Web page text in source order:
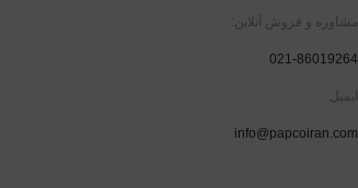
مشاوره و فروش آنلاین:
021-86019264
ایمیل:
info@papcoiran.com